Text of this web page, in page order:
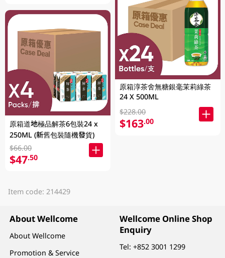
原箱道地極品解茶6包裝24 x
250ML (新舊包裝隨機發貨)
$66.00
$47.50
原箱淳茶舍無糖銀毫茉莉綠茶
24 X 500ML
$228.00
$163.00
Item code: 214429
About Wellcome
About Wellcome
Promotion & Service
Wellcome Online Shop
Enquiry
Tel:+852 3001 1299